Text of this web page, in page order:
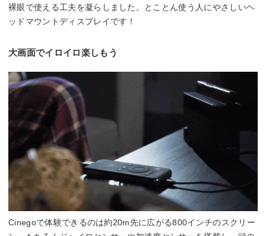
裸眼で使える工夫を凝らしました。とことん使う人にやさしいヘ
ッドマウントディスプレイです！
大画面でイロイロ楽しもう
Cinegoで体験できるのは約20m先に広がる800インチのスクリー